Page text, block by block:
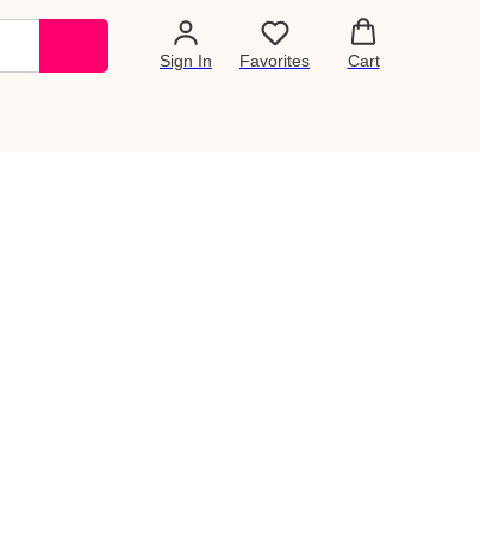
Sign In Favorites Cart